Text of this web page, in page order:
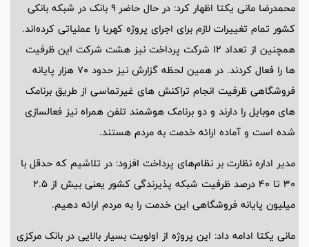
محمدرضا مانی یکتا اظهار کرد: در حال حاضر ۹ بانک در شبکه بانکی
کشور تمام تغییرات لازم برای اجرای پروژه کهربا را عملیاتی کرده‌اند.
همچنین از تعداد ۱۲ شرکت پرداخت نیز هشت شرکت این ظرفیت
ها را فعال کردند. در همین لحظه‌ گزارش نیز حدود ۷۰ هزار پایانه
فروشگاهی ظرفیت انجام تراکنش ‌های غیرتماسی از طریق برنامک
های موبایل را دارند و دو برنامک هوشمند تلفن همراه نیز فعالسازی
شده است و آماده ارائه خدمت به مردم هستند.
مدیر اداره نظارت بر نظام‌های پرداخت افزود: در تلاشیم که حدقل با
۳۰ تا ۴۰ درصد ظرفیت شبکه پذیرندگی کشور یعنی بیش از ۲.۵
میلیون پایانه فروشگاهی این خدمت را به مردم ارائه دهیم.
مانی یکتا ادامه داد: این پروژه از اولویت بسیار بالایی در بانک مرکزی